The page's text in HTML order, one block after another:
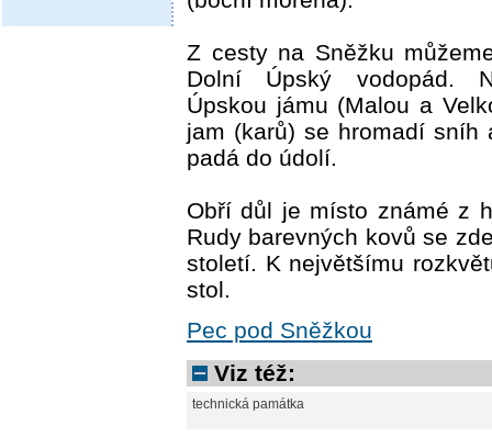
Z cesty na Sněžku
Dolní Úpský vodopád.
Úpskou jámu (Malou a
jam (karů) se hromadí sníh
padá do údolí.
Obří důl je místo známé z
Rudy barevných kovů se
století. K největšímu
stol.
Pec pod Sněžkou
Viz též:
technická památka